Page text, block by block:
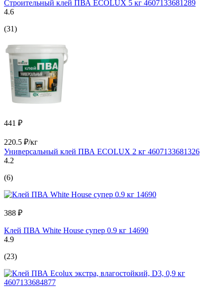
Строительный клей ПВА ECOLUX 5 кг 4607133681289
4.6
(31)
441 ₽
220.5 ₽/кг
Универсальный клей ПВА ECOLUX 2 кг 4607133681326
4.2
(6)
388 ₽
Клей ПВА White House супер 0.9 кг 14690
4.9
(23)